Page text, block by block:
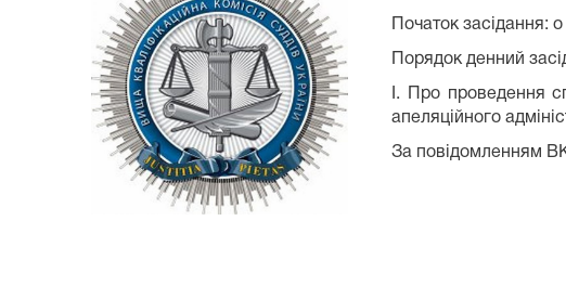
Початок засідання:
Порядок денний
І. Про проведення
апеляційного
За повідомленням